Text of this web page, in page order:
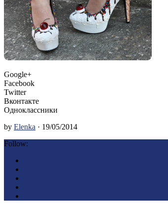
Google+
Facebook
Twitter
Вконтакте
Одноклассники
by Elenka · 19/05/2014
Follow: